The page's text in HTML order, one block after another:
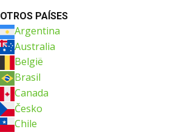
OTROS PAÍSES
Argentina
Australia
België
Brasil
Canada
Česko
Chile